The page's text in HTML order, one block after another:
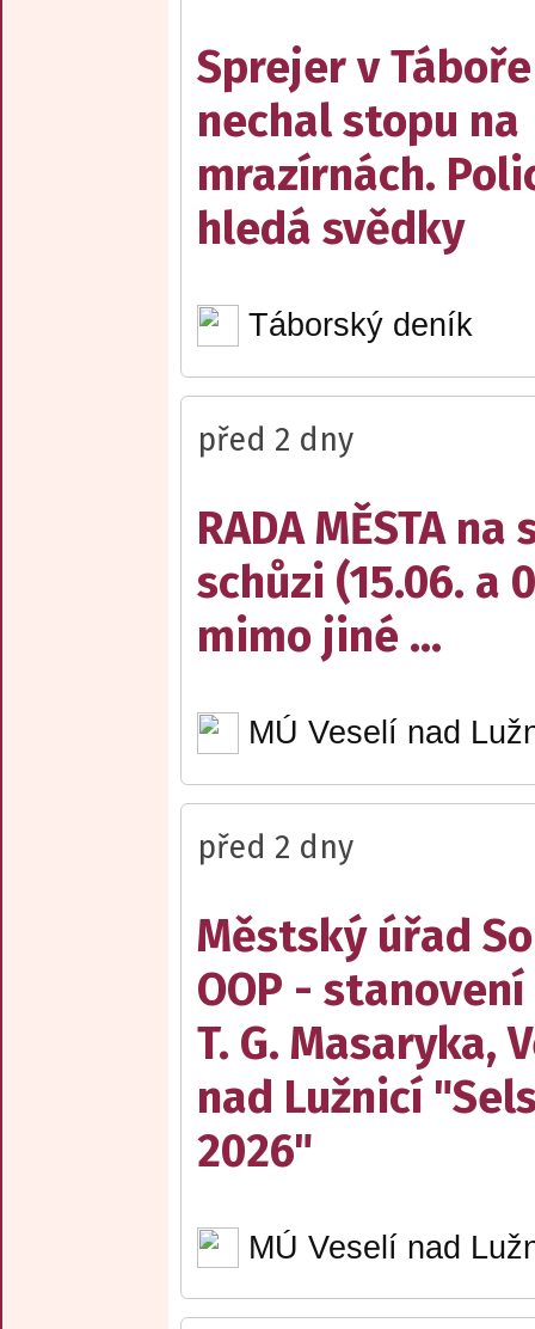
Sprejer v Táboře
nechal stopu na
mrazírnách.
hledá svědky
Táborský deník
před 2 dny
RADA MĚSTA na
schůzi (15.06. a
mimo jiné ...
MÚ Veselí nad
před 2 dny
Městský úřad
OOP -
T. G. Masaryka,
nad Lužnicí
2026"
MÚ Veselí nad